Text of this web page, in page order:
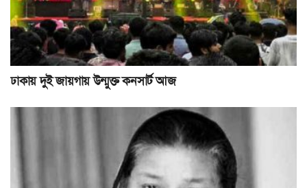
ঢাকায় দুই জায়গায় উন্মুক্ত কনসার্ট আজ